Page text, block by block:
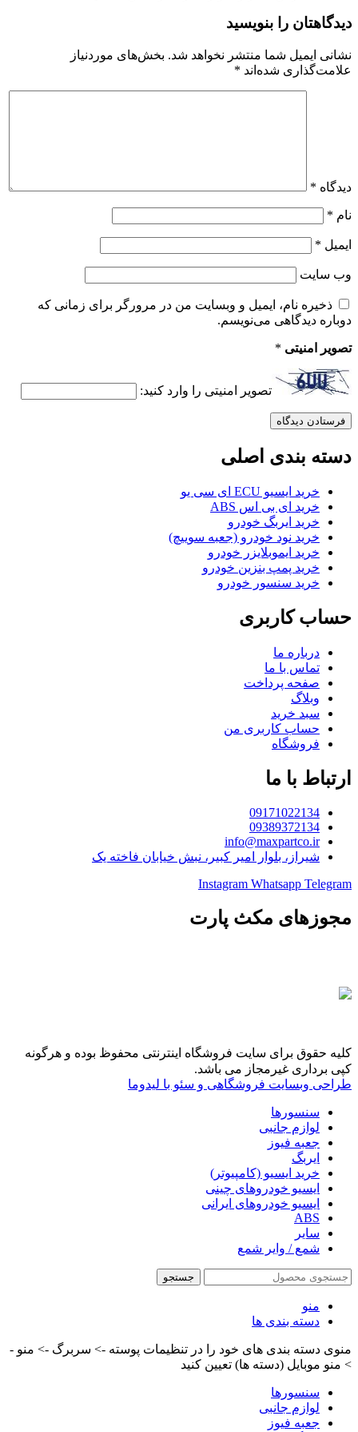
دیدگاهتان را بنویسید
نشانی ایمیل شما منتشر نخواهد شد. بخش‌های موردنیاز
علامت‌گذاری شده‌اند *
دیدگاه *
نام *
ایمیل *
وب‌ سایت
ذخیره نام، ایمیل و وبسایت من در مرورگر برای زمانی که
دوباره دیدگاهی می‌نویسم.
تصویر امنیتی *
تصویر امنیتی را وارد کنید:
دسته بندی اصلی
خرید ایسیو ECU ای سی یو
خرید ای بی اس ABS
خرید ایربگ خودرو
خرید نود خودرو (جعبه سوییچ)
خرید ایموبلایزر خودرو
خرید پمپ بنزین خودرو
خرید سنسور خودرو
حساب کاربری
درباره ما
تماس با ما
صفحه پرداخت
وبلاگ
سبد خرید
حساب کاربری من
فروشگاه
ارتباط با ما
09171022134
09389372134
info@maxpartco.ir
شیراز، بلوار امیر کبیر، نبش خیابان فاخته یک
Instagram Whatsapp Telegram
مجوزهای مکث پارت
کلیه حقوق برای سایت فروشگاه اینترنتی محفوظ بوده و هرگونه
کپی برداری غیرمجاز می باشد.
طراحی وبسایت فروشگاهی و سئو با لیدوما
سنسورها
لوازم جانبی
جعبه فیوز
ایربگ
خرید ایسیو (کامپیوتر)
ایسیو خودروهای چینی
ایسیو خودروهای ایرانی
ABS
سایر
شمع / وایر شمع
جستجو
منو
دسته بندی ها
منوی دسته بندی های خود را در تنظیمات پوسته -> سربرگ -> منو -
> منو موبایل (دسته ها) تعیین کنید
سنسورها
لوازم جانبی
جعبه فیوز